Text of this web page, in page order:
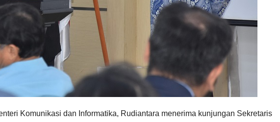
Komunikasi dan Informatika, Rudiantara menerima kunjungan Sekretaris